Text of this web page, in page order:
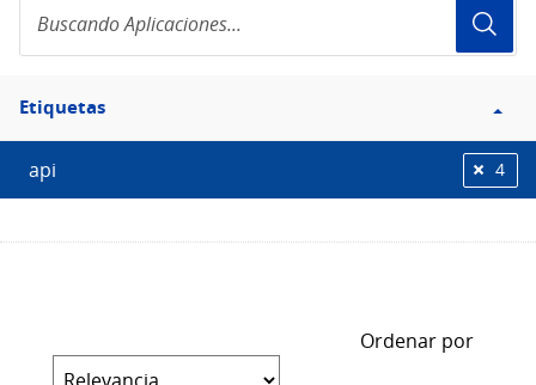
Aplicaciones...
Filtro
Etiquetas
Etiquetas
api 4
Ordenar por